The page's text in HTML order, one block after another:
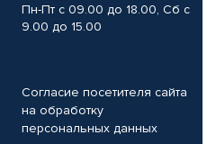
Пн-Пт с 09.00 до 18.00, Сб с
9.00 до 15.00
Согласие посетителя сайта
на обработку
персональных данных